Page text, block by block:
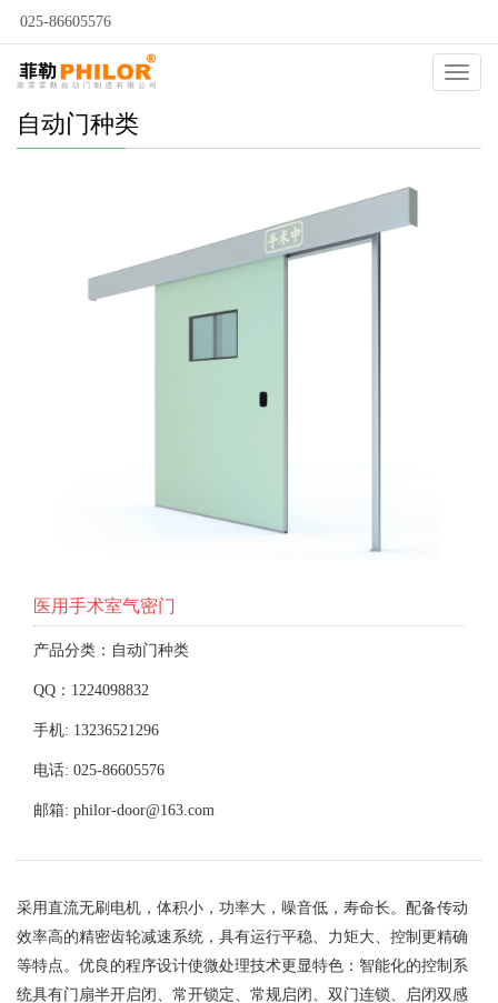
025-86605576
自动门种类
医用手术室气密门
产品分类：自动门种类
QQ：1224098832
手机: 13236521296
电话: 025-86605576
邮箱: philor-door@163.com
采用直流无刷电机，体积小，功率大，噪音低，寿命长。配备传动
效率高的精密齿轮减速系统，具有运行平稳、力矩大、控制更精确
等特点。优良的程序设计使微处理技术更显特色：智能化的控制系
统具有门扇半开启闭、常开锁定、常规启闭、双门连锁、启闭双感